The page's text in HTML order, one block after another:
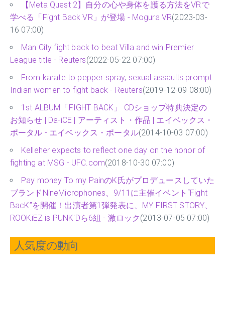
【Meta Quest 2】自分の心や身体を護る方法をVRで
学べる「Fight Back VR」が登場 - Mogura VR(2023-03-
16 07:00)
Man City fight back to beat Villa and win Premier
League title - Reuters(2022-05-22 07:00)
From karate to pepper spray, sexual assaults prompt
Indian women to fight back - Reuters(2019-12-09 08:00)
1st ALBUM「FIGHT BACK」 CDショップ特典決定の
お知らせ | Da-iCE | アーティスト・作品 | エイベックス・
ポータル - エイベックス・ポータル(2014-10-03 07:00)
Kelleher expects to reflect one day on the honor of
fighting at MSG - UFC.com(2018-10-30 07:00)
Pay money To my PainのK氏がプロデュースしていた
ブランドNineMicrophones、9/11に主催イベント“Fight
BacK”を開催！出演者第1弾発表に、MY FIRST STORY、
ROOKiEZ is PUNK'Dら6組 - 激ロック (2013-07-05 07:00)
人気度の動向